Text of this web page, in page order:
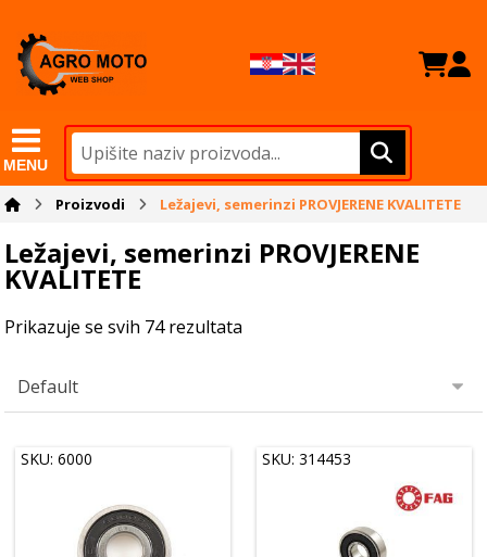
MENU
Proizvodi Ležajevi, semerinzi PROVJERENE KVALITETE
Ležajevi, semerinzi PROVJERENE
KVALITETE
Prikazuje se svih 74 rezultata
SKU: 6000 SKU: 314453